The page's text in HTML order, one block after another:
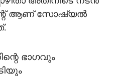
ആണ് സോഷ്യല്‍
ഭാഗവും